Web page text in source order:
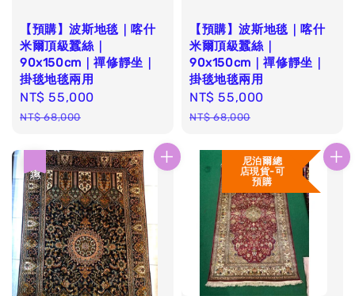
【預購】波斯地毯｜喀什
米爾頂級蠶絲｜
90x150cm｜禪修靜坐｜
掛毯地毯兩用
Sale
price
NT$ 55,000
NT$ 68,000
【預購】波斯地毯｜喀什
米爾頂級蠶絲｜
90x150cm｜禪修靜坐｜
掛毯地毯兩用
Sale
price
NT$ 55,000
NT$ 68,000
尼泊爾總
店現貨-可
預購